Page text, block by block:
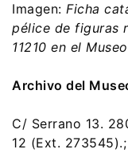
Imagen: Ficha
pélice de figuras
11210 en el
Archivo del
C/ Serrano 13.
12 (Ext.